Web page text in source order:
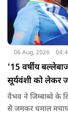
06 Aug, 2026
'15 वर्षीय
सूर्यवंशी को लेकर
वैभव ने जिम्बाब्वे के
से जमकर धमाल